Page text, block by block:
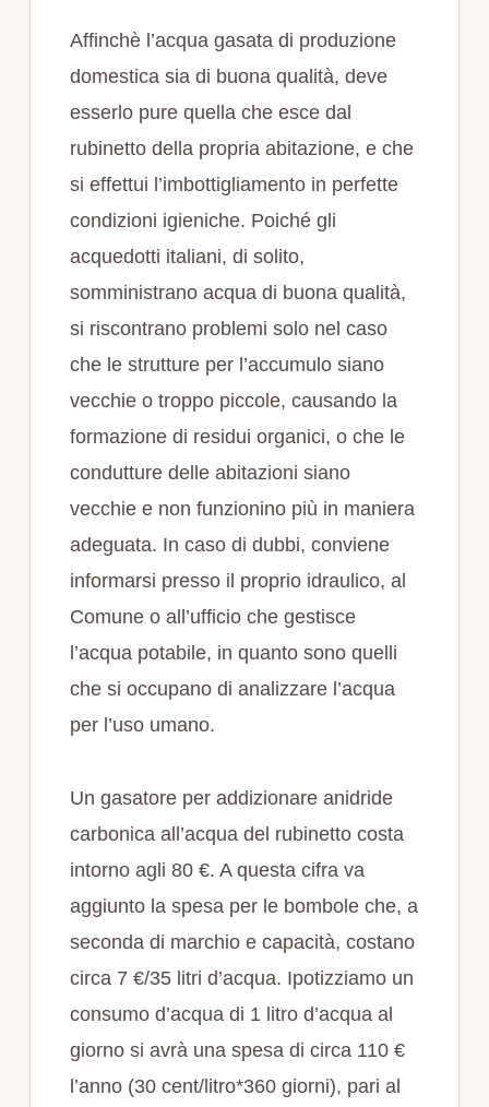
Affinchè l’acqua gasata di produzione
domestica sia di buona qualità, deve
esserlo pure quella che esce dal
rubinetto della propria abitazione, e che
si effettui l’imbottigliamento in perfette
condizioni igieniche. Poiché gli
acquedotti italiani, di solito,
somministrano acqua di buona qualità,
si riscontrano problemi solo nel caso
che le strutture per l’accumulo siano
vecchie o troppo piccole, causando la
formazione di residui organici, o che le
condutture delle abitazioni siano
vecchie e non funzionino più in maniera
adeguata. In caso di dubbi, conviene
informarsi presso il proprio idraulico, al
Comune o all’ufficio che gestisce
l’acqua potabile, in quanto sono quelli
che si occupano di analizzare l’acqua
per l’uso umano.
Un gasatore per addizionare anidride
carbonica all’acqua del rubinetto costa
intorno agli 80 €. A questa cifra va
aggiunto la spesa per le bombole che, a
seconda di marchio e capacità, costano
circa 7 €/35 litri d’acqua. Ipotizziamo un
consumo d’acqua di 1 litro d’acqua al
giorno si avrà una spesa di circa 110 €
l’anno (30 cent/litro*360 giorni), pari al